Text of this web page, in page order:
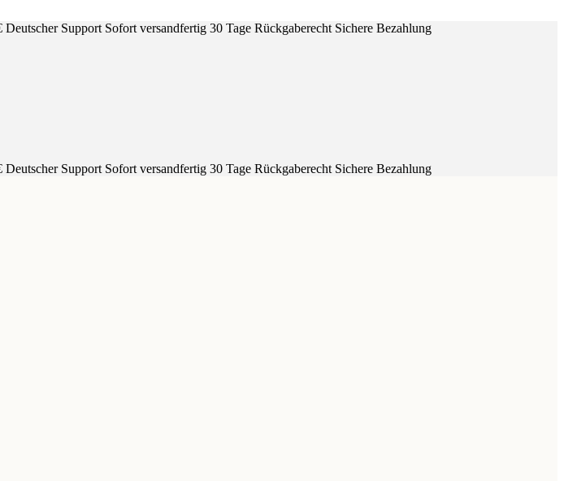
Deutscher Support Sofort versandfertig 30 Tage Rückgaberecht Sichere Bezahlung
Deutscher Support Sofort versandfertig 30 Tage Rückgaberecht Sichere Bezahlung